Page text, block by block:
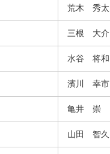
荒木 秀太
三根 大介
水谷 将和
濱川 幸市
亀井 崇
山田 智久